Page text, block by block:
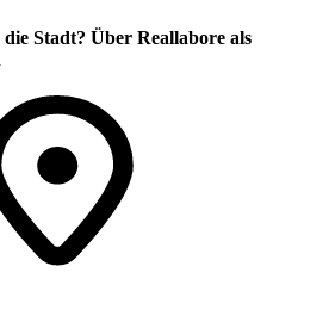
Stadt? Über Reallabore als